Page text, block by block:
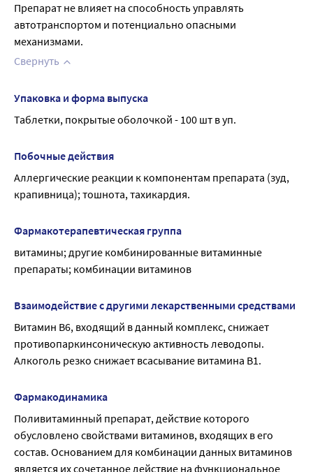
Препарат не влияет на способность управлять
автотранспортом и потенциально опасными
механизмами.
Свернуть
Упаковка и форма выпуска
Таблетки, покрытые оболочкой - 100 шт в уп.
Побочные действия
Аллергические реакции к компонентам препарата (зуд,
крапивница); тошнота, тахикардия.
Фармакотерапевтическая группа
витамины; другие комбинированные витаминные
препараты; комбинации витаминов
Взаимодействие с другими лекарственными средствами
Витамин В6, входящий в данный комплекс, снижает
противопаркинсоническую активность леводопы.
Алкоголь резко снижает всасывание витамина В1.
Фармакодинамика
Поливитаминный препарат, действие которого
обусловлено свойствами витаминов, входящих в его
состав. Основанием для комбинации данных витаминов
является их сочетанное действие на функциональное